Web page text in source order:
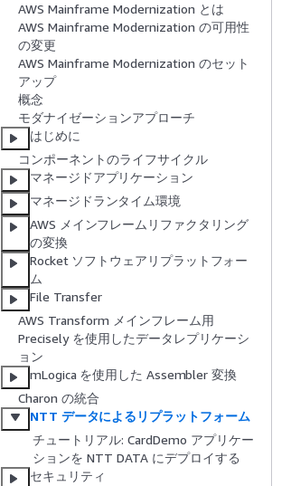
AWS Mainframe Modernization とは
AWS Mainframe Modernization の可用性
の変更
AWS Mainframe Modernization のセット
アップ
概念
モダナイゼーションアプローチ
はじめに
コンポーネントのライフサイクル
マネージドアプリケーション
マネージドランタイム環境
AWS メインフレームリファクタリング
の変換
Rocket ソフトウェアリプラットフォー
ム
File Transfer
AWS Transform メインフレーム用
Precisely を使用したデータレプリケーシ
ョン
mLogica を使用した Assembler 変換
Charon の統合
NTT データによるリプラットフォーム
チュートリアル: CardDemo アプリケー
ションを NTT DATA にデプロイする
セキュリティ